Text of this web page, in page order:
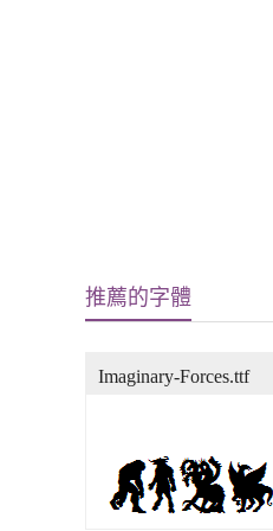
推薦的字體
Imaginary-Forces.ttf